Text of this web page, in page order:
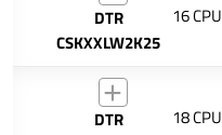
DTR
CSKXXLW2K25
16 CPU
DTR
18 CPU